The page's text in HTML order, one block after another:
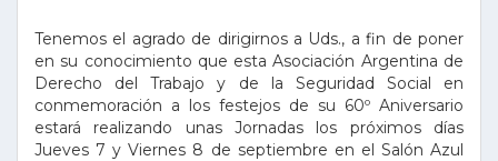
Tenemos el agrado de dirigirnos a Uds., a fin de poner
en su conocimiento que esta Asociación Argentina de
Derecho del Trabajo y de la Seguridad Social en
conmemoración a los festejos de su 60º Aniversario
estará realizando unas Jornadas los próximos días
Jueves 7 y Viernes 8 de septiembre en el Salón Azul